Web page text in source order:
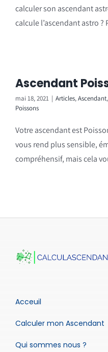
calculer son ascendant
calcule l’ascendant astro ?
Ascendant
mai 18, 2021 | Articles,Ascendant,
Poissons
Votre ascendant est
vous rend plus sensible,
compréhensif, mais cela
Acceuil
Calculer mon Ascendant
Qui sommes nous ?